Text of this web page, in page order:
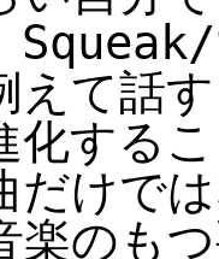
えて話
化する
だけで
楽のも